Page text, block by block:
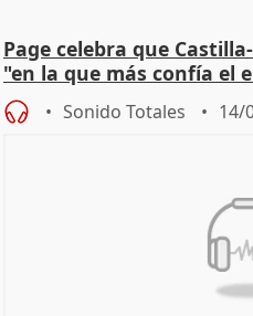
Page celebra que
"en la que más confía el
Sonido Totales 14/